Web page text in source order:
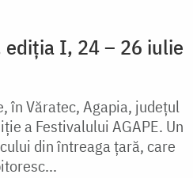
ediția I, 24 – 26 iulie
în Văratec, Agapia, județul
a Festivalului AGAPE. Un
din întreaga țară, care